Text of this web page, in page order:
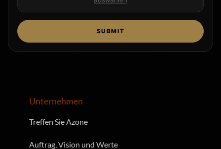
SUBMIT
Unternehmen
Treffen Sie Azone
Auftrag, Vision und Werte